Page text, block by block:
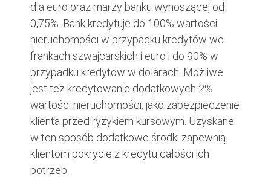
dla euro oraz marży banku wynoszącej od
0,75%. Bank kredytuje do 100% wartości
nieruchomości w przypadku kredytów we
frankach szwajcarskich i euro i do 90% w
przypadku kredytów w dolarach. Możliwe
jest też kredytowanie dodatkowych 2%
wartości nieruchomości, jako zabezpieczenie
klienta przed ryzykiem kursowym. Uzyskane
w ten sposób dodatkowe środki zapewnią
klientom pokrycie z kredytu całości ich
potrzeb.